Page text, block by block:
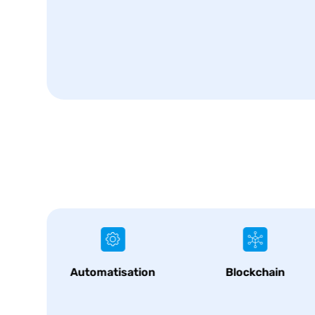
Automatisation Blockchain